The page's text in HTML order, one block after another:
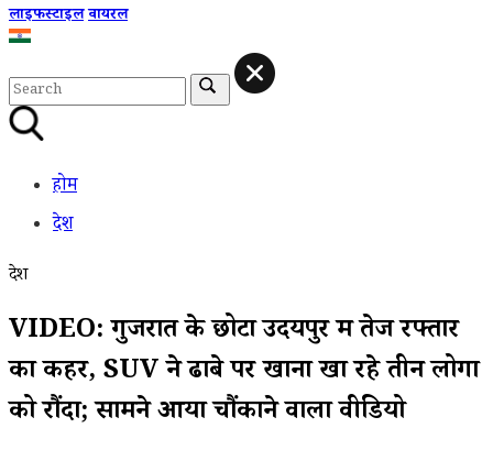
लाइफस्टाइलवायरल
होम
देश
देश
VIDEO: गुजरात के छोटा उदयपुर में तेज रफ्तार
का कहर, SUV ने ढाबे पर खाना खा रहे तीन लोगों
को रौंदा; सामने आया चौंकाने वाला वीडियो